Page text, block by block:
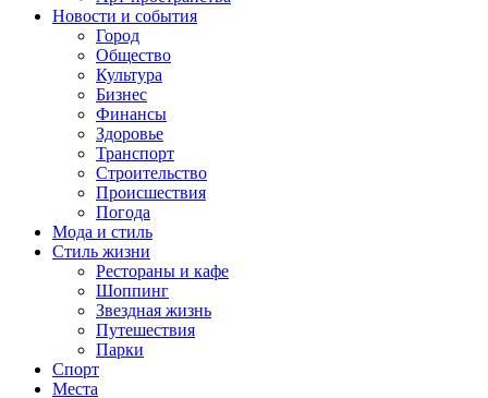
Новости и события
Город
Общество
Культура
Бизнес
Финансы
Здоровье
Транспорт
Строительство
Происшествия
Погода
Мода и стиль
Стиль жизни
Рестораны и кафе
Шоппинг
Звездная жизнь
Путешествия
Парки
Спорт
Места